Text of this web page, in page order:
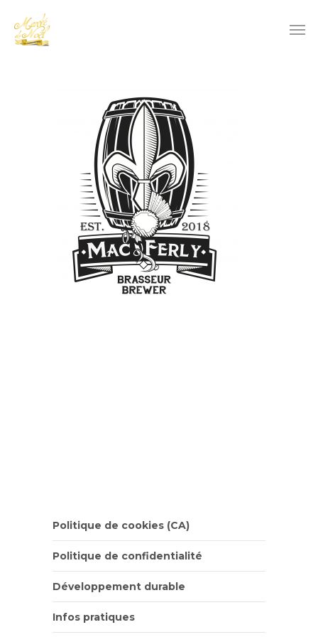
Politique de cookies (CA)
Politique de confidentialité
Développement durable
Infos pratiques